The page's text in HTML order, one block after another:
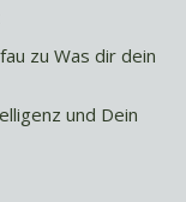
zu Was dir dein
und Dein